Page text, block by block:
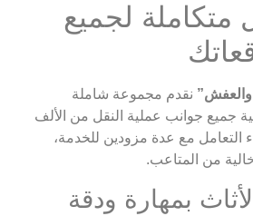
متكاملة لجميع
والعفش” نقدم مجموعة شاملة
جميع جوانب عملية النقل من الألف
التعامل مع عدة مزودين للخدمة،
من المتاعب.
بمهارة ودقة